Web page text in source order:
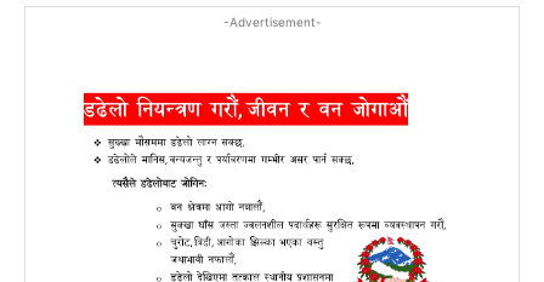
-Advertisement-